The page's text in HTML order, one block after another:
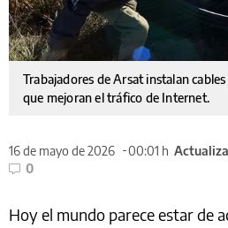
Trabajadores de Arsat instalan
que mejoran el tráfico de Internet.
16 de mayo de 2026 00:01 h
0
Hoy el mundo parece estar de